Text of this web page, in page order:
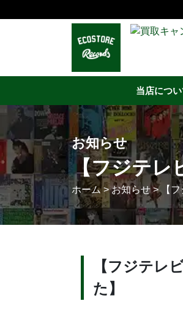
当店につ
お知らせ
【フジテレ
ホーム>お知らせ> 【
【フジテレ
た】